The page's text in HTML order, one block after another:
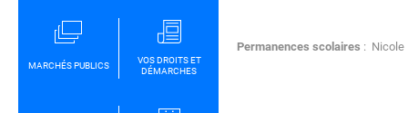
Permanences scolaires : Nicole
MARCHÉS PUBLICS
VOS DROITS ET
DÉMARCHES